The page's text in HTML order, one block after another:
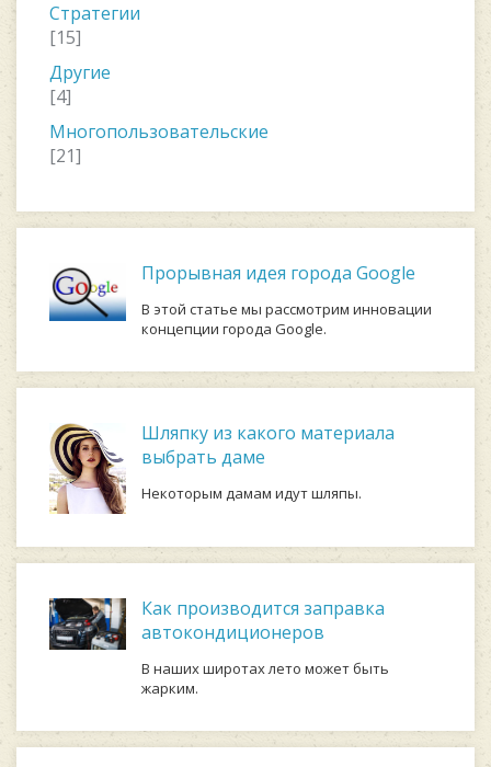
Стратегии
[15]
Другие
[4]
Многопользовательские
[21]
Прорывная идея города Google
В этой статье мы рассмотрим инновации
концепции города Google.
Шляпку из какого материала
выбрать даме
Некоторым дамам идут шляпы.
Как производится заправка
автокондиционеров
В наших широтах лето может быть
жарким.